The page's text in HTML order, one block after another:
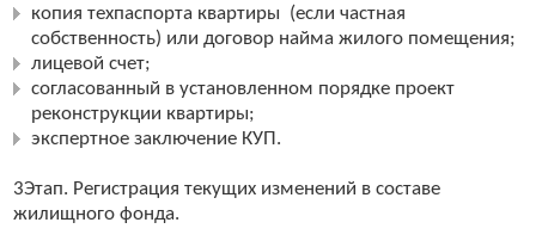
копия техпаспорта квартиры (если частная
собственность) или договор найма жилого помещения;
лицевой счет;
согласованный в установленном порядке проект
реконструкции квартиры;
экспертное заключение КУП.
3Этап. Регистрация текущих изменений в составе
жилищного фонда.